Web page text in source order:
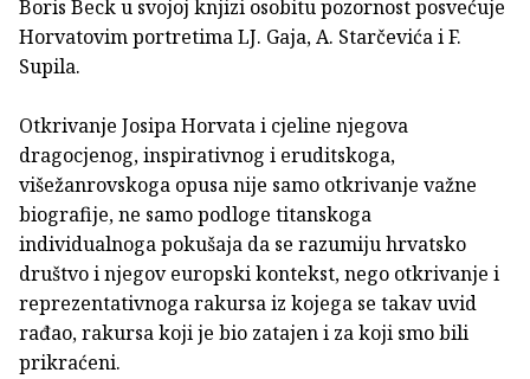
Boris Beck u svojoj knjizi osobitu pozornost posvećuje
Horvatovim portretima LJ. Gaja, A. Starčevića i F.
Supila.
Otkrivanje Josipa Horvata i cjeline njegova
dragocjenog, inspirativnog i eruditskoga,
višežanrovskoga opusa nije samo otkrivanje važne
biografije, ne samo podloge titanskoga
individualnoga pokušaja da se razumiju hrvatsko
društvo i njegov europski kontekst, nego otkrivanje i
reprezentativnoga rakursa iz kojega se takav uvid
rađao, rakursa koji je bio zatajen i za koji smo bili
prikraćeni.